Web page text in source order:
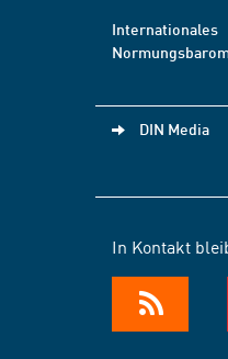
Internationales
DIN Media
In Kontakt